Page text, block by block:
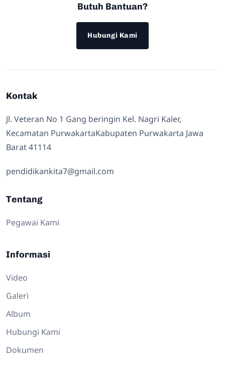
Butuh Bantuan?
Hubungi Kami
Kontak
Jl. Veteran No 1 Gang beringin Kel. Nagri Kaler,
Kecamatan PurwakartaKabupaten Purwakarta Jawa
Barat 41114
pendidikankita7@gmail.com
Tentang
Pegawai Kami
Informasi
Video
Galeri
Album
Hubungi Kami
Dokumen